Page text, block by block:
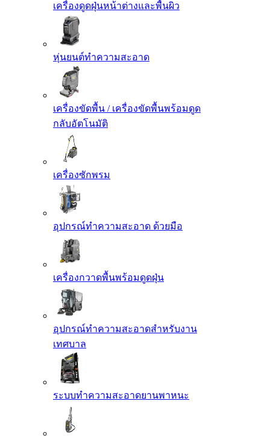
เครื่องดูดฝุ่นหน้าต่างและพื้นผิว
หุ่นยนต์ทำความสะอาด
เครื่องขัดพื้น / เครื่องขัดพื้นพร้อมดูด
กลับอัตโนมัติ
เครื่องซักพรม
อุปกรณ์ทำความสะอาด ด้วยมือ
เครื่องกวาดพื้นพร้อมดูดฝุ่น
อุปกรณ์ทำความสะอาดสำหรับงาน
เทศบาล
ระบบทำความสะอาดยานพาหนะ